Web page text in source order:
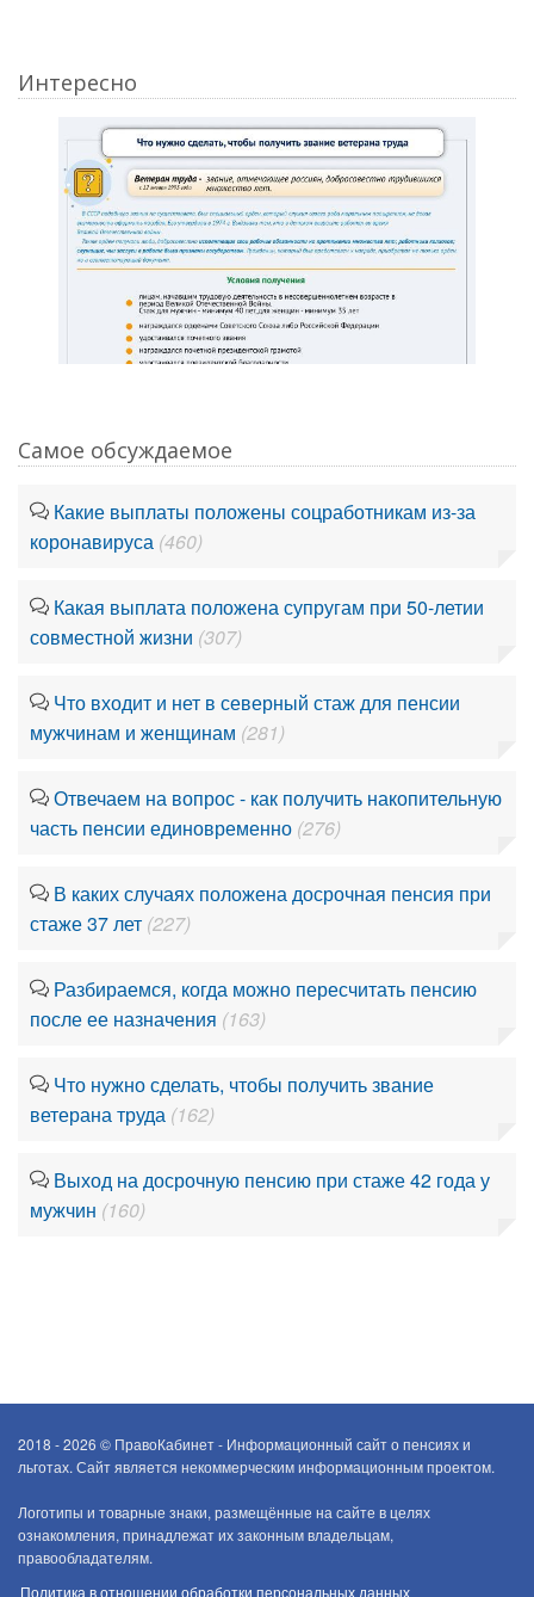
Интересно
Самое обсуждаемое
Какие выплаты положены соцработникам из-за
коронавируса (460)
Какая выплата положена супругам при 50-летии
совместной жизни (307)
Что входит и нет в северный стаж для пенсии
мужчинам и женщинам (281)
Отвечаем на вопрос - как получить накопительную
часть пенсии единовременно (276)
В каких случаях положена досрочная пенсия при
стаже 37 лет (227)
Разбираемся, когда можно пересчитать пенсию
после ее назначения (163)
Что нужно сделать, чтобы получить звание
ветерана труда (162)
Выход на досрочную пенсию при стаже 42 года у
мужчин (160)
2018 - 2026 © ПравоКабинет - Информационный сайт о пенсиях и
льготах. Сайт является некоммерческим информационным проектом.
Логотипы и товарные знаки, размещённые на сайте в целях
ознакомления, принадлежат их законным владельцам,
правообладателям.
Политика в отношении обработки персональных данных